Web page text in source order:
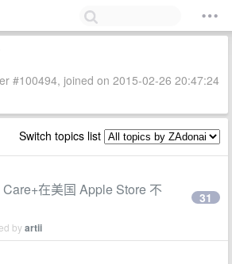
#100494, joined on 2015-02-26 20:47:24
Switch topics list
在美国 Apple Store 不
byartii
31